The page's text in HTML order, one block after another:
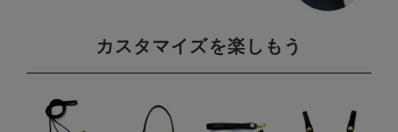
カスタマイズを楽しもう